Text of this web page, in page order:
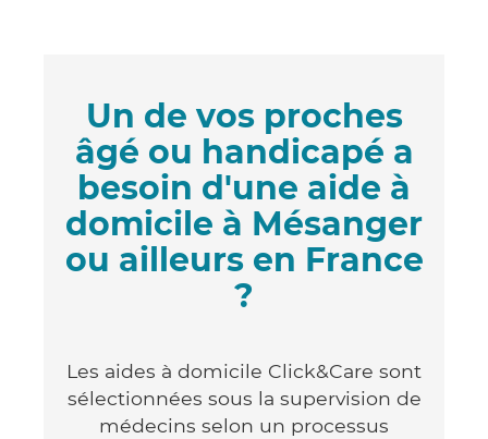
Un de vos proches
âgé ou handicapé a
besoin d'une aide à
domicile à Mésanger
ou ailleurs en France
?
Les aides à domicile Click&Care sont
sélectionnées sous la supervision de
médecins selon un processus